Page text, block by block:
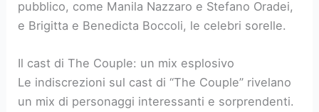
pubblico, come Manila Nazzaro e Stefano Oradei,
e Brigitta e Benedicta Boccoli, le celebri sorelle.
Il cast di The Couple: un mix esplosivo
Le indiscrezioni sul cast di “The Couple” rivelano
un mix di personaggi interessanti e sorprendenti.